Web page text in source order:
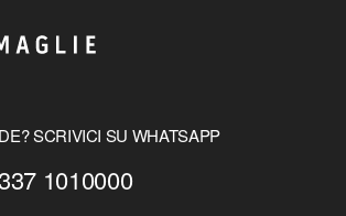
SCRIVICI SU WHATSAPP
1010000